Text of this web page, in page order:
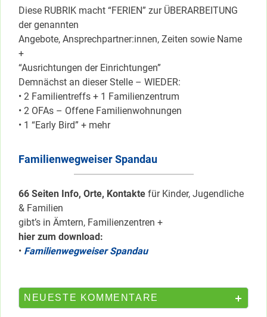
Diese RUBRIK macht “FERIEN” zur ÜBERARBEITUNG
der genannten
Angebote, Ansprechpartner:innen, Zeiten sowie Name
+
“Ausrichtungen der Einrichtungen”
Demnächst an dieser Stelle – WIEDER:
• 2 Familientreffs + 1 Familienzentrum
• 2 OFAs – Offene Familienwohnungen
• 1 “Early Bird” + mehr
Familienwegweiser Spandau
66 Seiten Info, Orte, Kontakte für Kinder, Jugendliche
& Familien
gibt’s in Ämtern, Familienzentren +
hier zum download:
• Familienwegweiser Spandau
NEUESTE KOMMENTARE